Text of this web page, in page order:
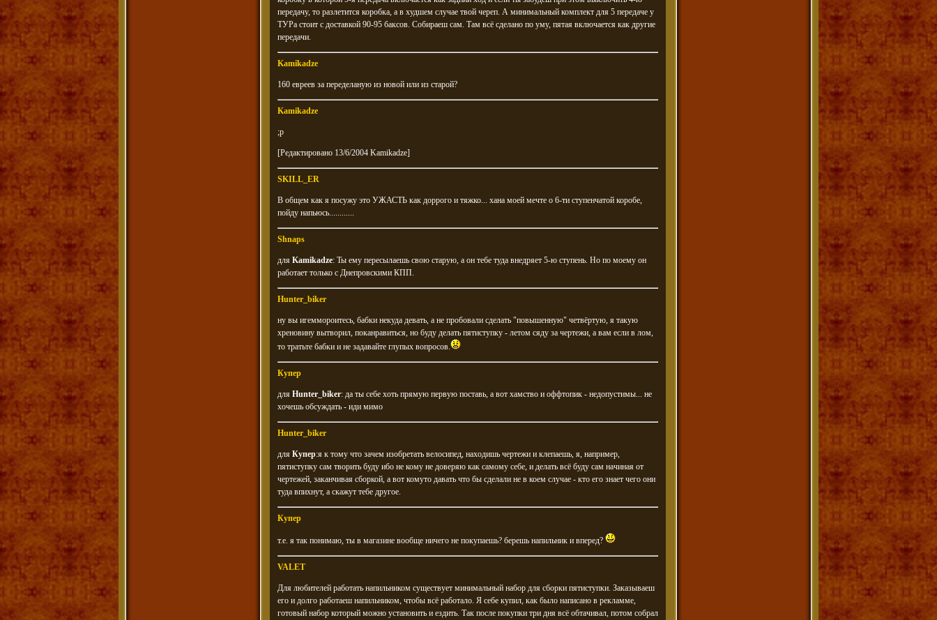
передачу, то разлетится коробка, а в худшем случае твой череп. А минимальный комплект для 5 передаче у
ТУРа стоит с доставкой 90-95 баксов. Собираеш сам. Там всё сделано по уму, пятая включается как другие
передачи.
Kamikadze
160 евреев за переделаную из новой или из старой?
Kamikadze
;p
[Редактировано 13/6/2004 Kamikadze]
SKILL_ER
В общем как я посужу это УЖАСТЬ как доррого и тяжко... хана моей мечте о 6-ти ступенчатой коробе,
пойду напьюсь............
Shnaps
для Kamikadze: Ты ему пересылаешь свою старую, а он тебе туда внедряет 5-ю ступень. Но по моему он
работает только с Днепровскими КПП.
Hunter_biker
ну вы игеммороитесь, бабки некуда девать, а не пробовали сделать "повышенную" четвёртую, я такую
хреновину вытворил, поканравиться, но буду делать пятиступку - летом сяду за чертежи, а вам если в лом,
то тратьте бабки и не задавайте глупых вопросов.
Купер
для Hunter_biker: да ты себе хоть прямую первую поставь, а вот хамство и оффтопик - недопустимы... не
хочешь обсуждать - иди мимо
Hunter_biker
для Купер:я к тому что зачем изобретать велосипед, находишь чертежи и клепаешь, я, например,
пятиступку сам творить буду ибо не кому не доверяю как самому себе, и делать всё буду сам начиная от
чертежей, заканчивая сборкой, а вот комуто давать что бы сделали не в коем случае - кто его знает чего они
туда впихнут, а скажут тебе другое.
Купер
т.е. я так понимаю, ты в магазине вообще ничего не покупаешь? берешь напильник и вперед?
VALET
Для любителей работать напильником существует минимальный набор для сборки пятиступки. Заказываеш
его и долго работаеш напильником, чтобы всё работало. Я себе купил, как было написано в рекламме,
готовый набор который можно установить и ездить. Так после покупки три дня всё обтачивал, потом собрал